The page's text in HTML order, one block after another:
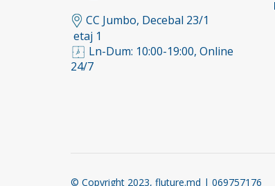
CC Jumbo, Decebal 23/1
etaj 1
Ln-Dum: 10:00-19:00, Online
24/7
© Copyright 2023, fluture.md | 069757176